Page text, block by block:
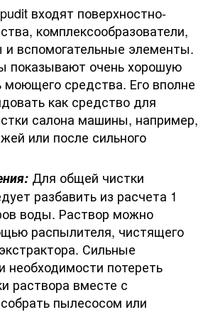
входят поверхностно-
комплексообразователи,
и вспомогательные элементы.
показывают очень хорошую
средства. Его вполне
как средство для
салона машины, например,
или после сильного
Для общей чистки
разбавить из расчета 1
воды. Раствор можно
распылителя, чистящего
Сильные
необходимости потереть
раствора вместе с
пылесосом или